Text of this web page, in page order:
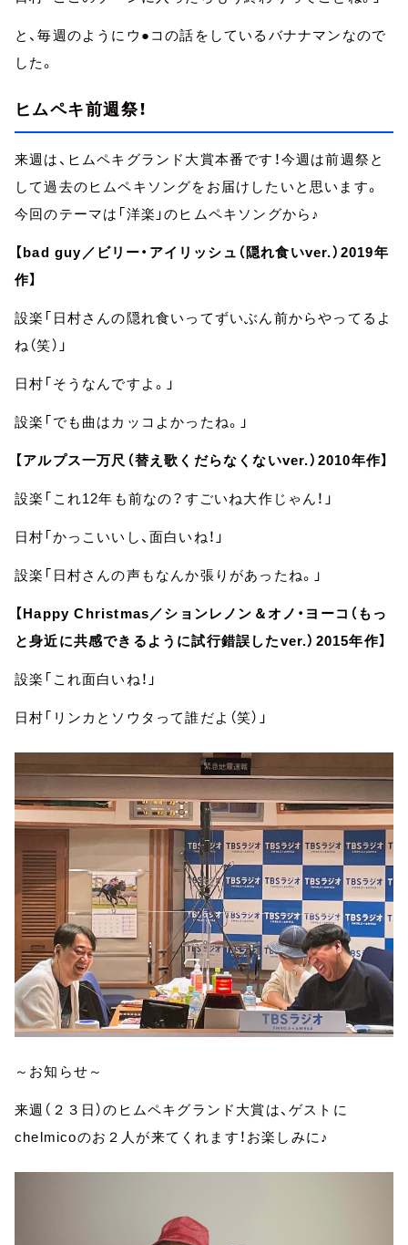
と、毎週のようにウ●コの話をしているバナナマンなので
した。
ヒムペキ前週祭！
来週は、ヒムペキグランド大賞本番です！今週は前週祭と
して過去のヒムペキソングをお届けしたいと思います。
今回のテーマは「洋楽」のヒムペキソングから♪
【bad guy／ビリー・アイリッシュ（隠れ食いver.）2019年
作】
設楽「日村さんの隠れ食いってずいぶん前からやってるよ
ね（笑）」
日村「そうなんですよ。」
設楽「でも曲はカッコよかったね。」
【アルプス一万尺（替え歌くだらなくないver.）2010年作】
設楽「これ12年も前なの？すごいね大作じゃん！」
日村「かっこいいし、面白いね！」
設楽「日村さんの声もなんか張りがあったね。」
【Happy Christmas／ションレノン＆オノ・ヨーコ（もっ
と身近に共感できるように試行錯誤したver.）2015年作】
設楽「これ面白いね！」
日村「リンカとソウタって誰だよ（笑）」
～お知らせ～
来週（２３日）のヒムペキグランド大賞は、ゲストに
chelmicoのお２人が来てくれます！お楽しみに♪